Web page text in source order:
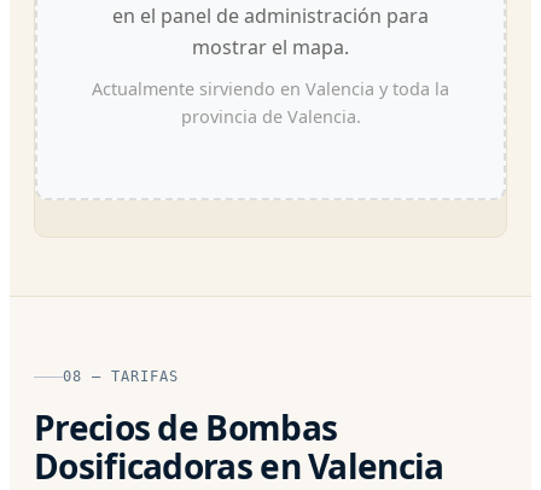
en el panel de administración para
mostrar el mapa.
Actualmente sirviendo en Valencia y toda la
provincia de Valencia.
08 — TARIFAS
Precios de Bombas
Dosificadoras en Valencia